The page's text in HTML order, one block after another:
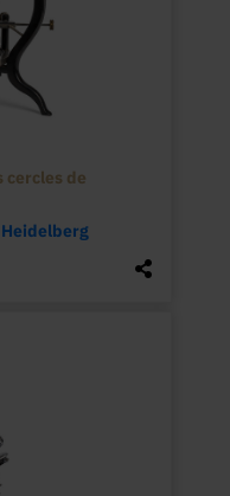
cercles de
Heidelberg